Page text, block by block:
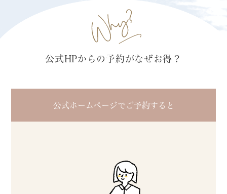
公式HPからの予約がなぜお得？
公式ホームページでご予約すると